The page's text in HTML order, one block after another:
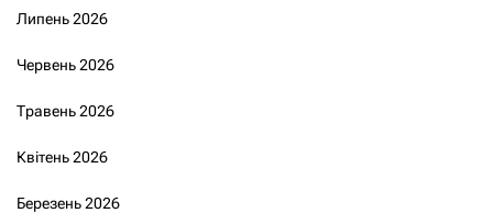
Липень 2026
Червень 2026
Травень 2026
Квітень 2026
Березень 2026